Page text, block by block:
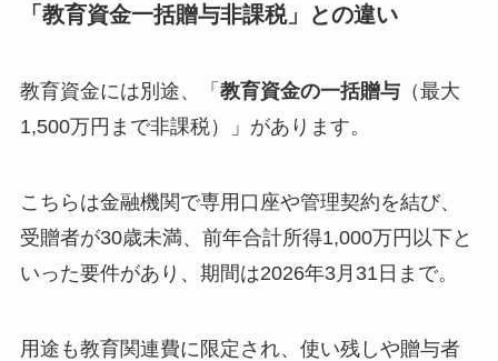
「教育資金一括贈与非課税」との違い
教育資金には別途、「 教育資金の一括贈与（最大
1,500万円まで非課税）」があります。
こちらは金融機関で専用口座や管理契約を結び、
受贈者が30歳未満、前年合計所得1,000万円以下と
いった要件があり、期間は2026年3月31日まで。
用途も教育関連費に限定され、使い残しや贈与者